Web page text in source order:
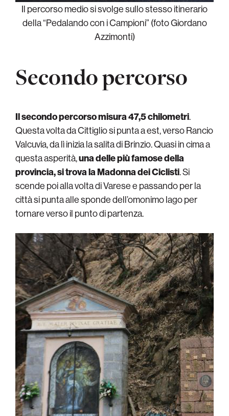
Il percorso medio si svolge sullo stesso itinerario
della “Pedalando con i Campioni” (foto Giordano
Azzimonti)
Secondo percorso
Il secondo percorso misura 47,5 chilometri.
Questa volta da Cittiglio si punta a est, verso Rancio
Valcuvia, da lì inizia la salita di Brinzio. Quasi in cima a
questa asperità,una delle più famose della
provincia, si trova la Madonna dei Ciclisti. Si
scende poi alla volta di Varese e passando per la
città si punta alle sponde dell’omonimo lago per
tornare verso il punto di partenza.